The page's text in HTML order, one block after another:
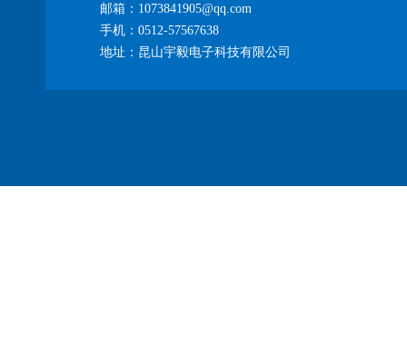
邮箱：1073841905@qq.com
手机：0512-57567638
地址：昆山宇毅电子科技有限公司